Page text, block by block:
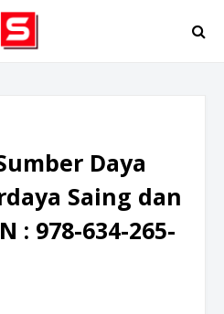
Daya
Saing dan
: 978-634-265-